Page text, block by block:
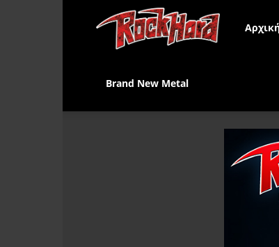
Rock
Brand New Metal